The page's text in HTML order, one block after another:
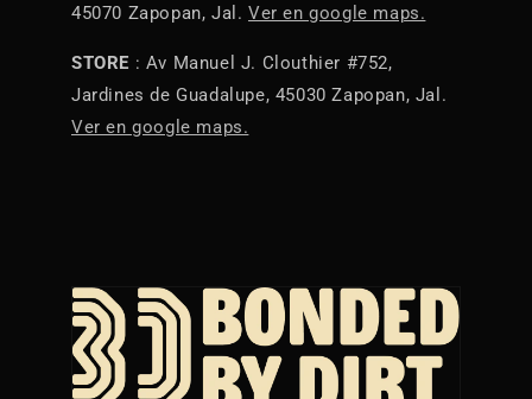
45070 Zapopan, Jal. Ver en google maps.
STORE : Av Manuel J. Clouthier #752,
Jardines de Guadalupe, 45030 Zapopan, Jal.
Ver en google maps.